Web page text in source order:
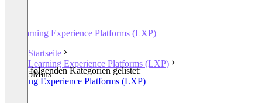
Learning Experience Platforms (LXP)
Startseite
Learning Experience Platforms (LXP)
5Mins
In den folgenden Kategorien gelistet:
Learning Experience Platforms (LXP)